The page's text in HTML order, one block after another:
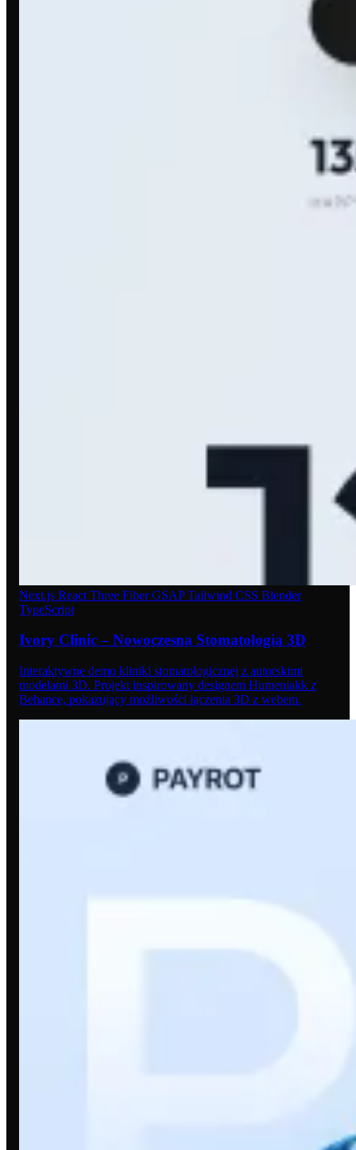
Next.js React Three FiberGSAPTailwind CSS Blender
TypeScript
Ivory Clinic – Nowoczesna Stomatologia 3D
Interaktywne demo kliniki stomatologicznej z autorskimi
modelami 3D. Projekt inspirowany designem Humeniakk z
Behance, pokazujący możliwości łączenia 3D z webem.